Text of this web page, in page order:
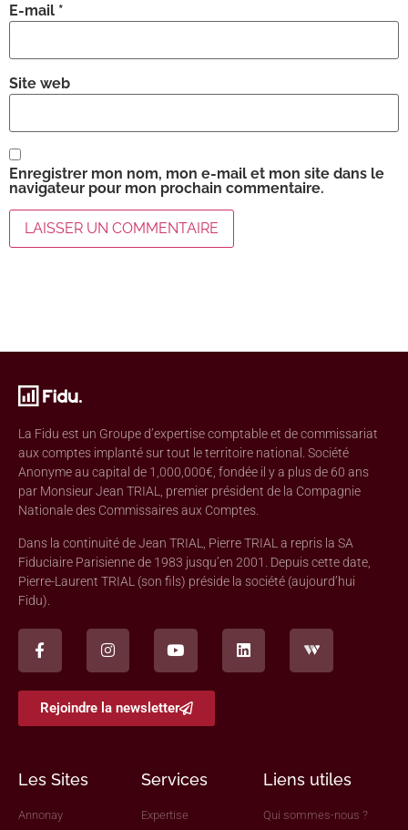
E-mail *
Site web
Enregistrer mon nom, mon e-mail et mon site dans le
navigateur pour mon prochain commentaire.
La Fidu est un Groupe d’expertise comptable et de commissariat
aux comptes implanté sur tout le territoire national. Société
Anonyme au capital de 1,000,000€, fondée il y a plus de 60 ans
par Monsieur Jean TRIAL, premier président de la Compagnie
Nationale des Commissaires aux Comptes.
Dans la continuité de Jean TRIAL, Pierre TRIAL a repris la SA
Fiduciaire Parisienne de 1983 jusqu’en 2001. Depuis cette date,
Pierre-Laurent TRIAL (son fils) préside la société (aujourd’hui
Fidu).
Rejoindre la newsletter
Les Sites
Annonay
Services
Expertise
Liens utiles
Qui sommes-nous ?